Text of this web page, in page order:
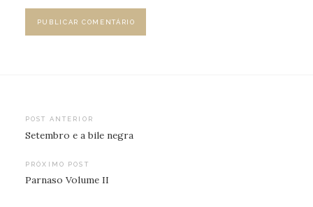
Navegação
de
Post
POST ANTERIOR
Setembro e a bile negra
PRÓXIMO POST
Parnaso Volume II